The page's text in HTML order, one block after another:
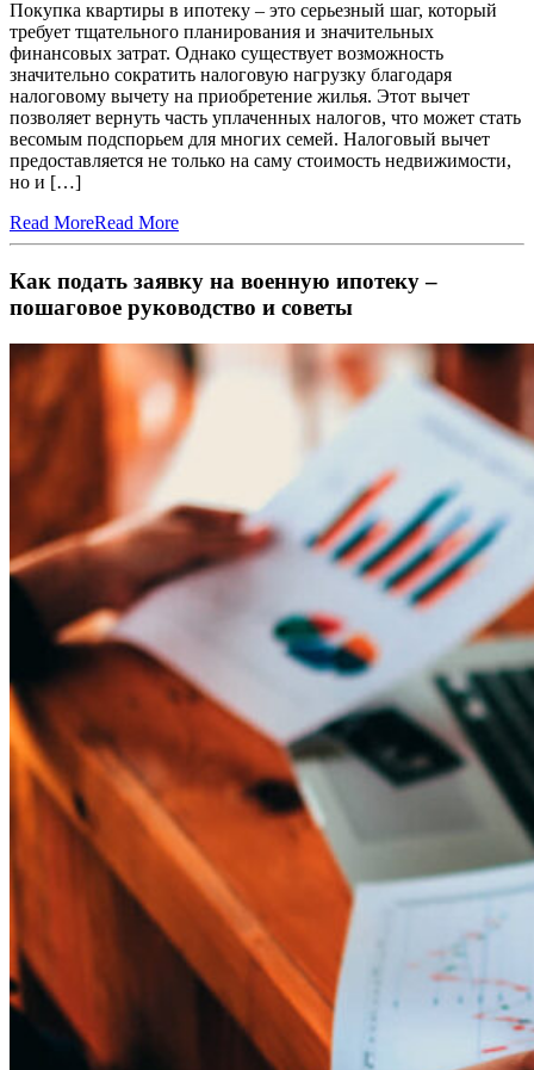
Покупка квартиры в ипотеку – это серьезный шаг, который
требует тщательного планирования и значительных
финансовых затрат. Однако существует возможность
значительно сократить налоговую нагрузку благодаря
налоговому вычету на приобретение жилья. Этот вычет
позволяет вернуть часть уплаченных налогов, что может стать
весомым подспорьем для многих семей. Налоговый вычет
предоставляется не только на саму стоимость недвижимости,
но и […]
Read MoreRead More
Как подать заявку на военную ипотеку –
пошаговое руководство и советы